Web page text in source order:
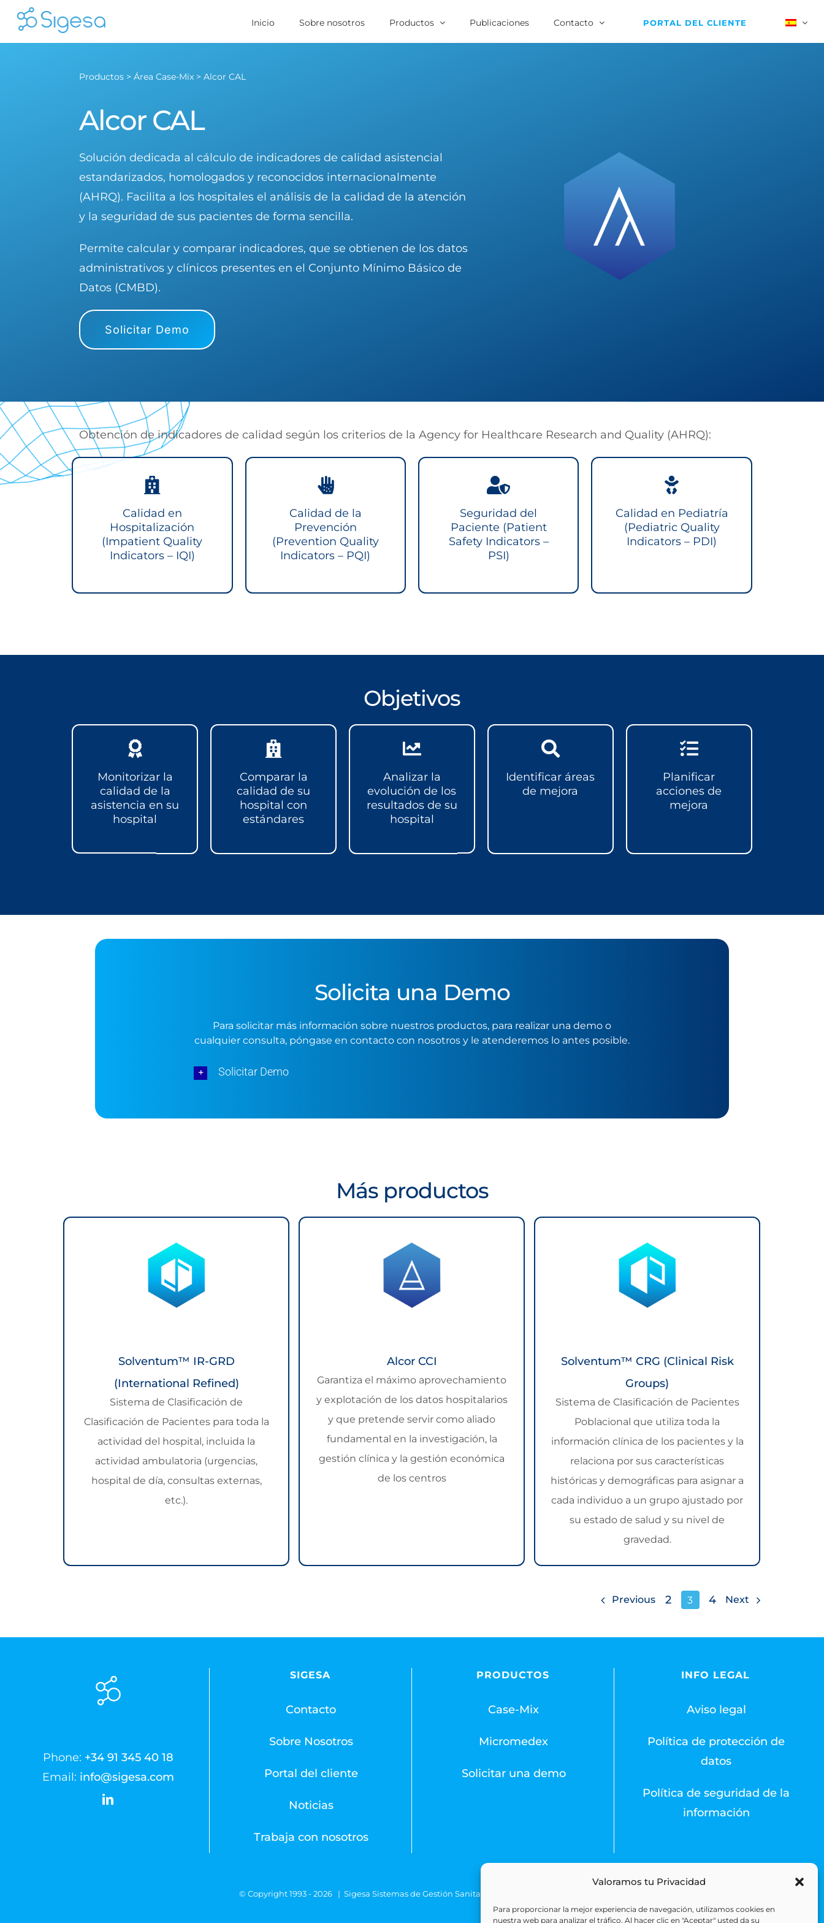
Valoramos tu Privacidad
Para proporcionar la mejor experiencia de navegación, utilizamos cookies en
nuestra web para analizar el tráfico. Al hacer clic en "Aceptar" usted da su
Skip
Inicio Sobre nosotros Productos Publicaciones Contacto PORTAL DEL CLIENTE
Productos > Área Case-Mix > Alcor CAL
Alcor CAL
Solución dedicada al cálculo de indicadores de calidad asistencial
estandarizados, homologados y reconocidos internacionalmente
(AHRQ). Facilita a los hospitales el análisis de la calidad de la atención
y la seguridad de sus pacientes de forma sencilla.
Permite calcular y comparar indicadores, que se obtienen de los datos
administrativos y clínicos presentes en el Conjunto Mínimo Básico de
Datos (CMBD).
Solicitar Demo
Obtención de indicadores de calidad según los criterios de la Agency for Healthcare Research and Quality (AHRQ):
Calidad en
Hospitalización
(Impatient Quality
Indicators – IQI)
Calidad de la
Prevención
(Prevention Quality
Indicators – PQI)
Seguridad del
Paciente (Patient
Safety Indicators –
PSI)
Calidad en Pediatría
(Pediatric Quality
Indicators – PDI)
Objetivos
Monitorizar la
calidad de la
asistencia en su
hospital
Comparar la
calidad de su
hospital con
estándares
Analizar la
evolución de los
resultados de su
hospital
Identificar áreas
de mejora
Planificar
acciones de
mejora
Solicita una Demo
Para solicitar más información sobre nuestros productos, para realizar una demo o
cualquier consulta, póngase en contacto con nosotros y le atenderemos lo antes posible.
Solicitar Demo
Más productos
Solventum™ IR-GRD
(International Refined)
Sistema de Clasificación de
Clasificación de Pacientes para toda la
actividad del hospital, incluida la
actividad ambulatoria (urgencias,
hospital de día, consultas externas,
etc.).
Alcor CCI
Garantiza el máximo aprovechamiento
y explotación de los datos hospitalarios
y que pretende servir como aliado
fundamental en la investigación, la
gestión clínica y la gestión económica
de los centros
Solventum™ CRG (Clinical Risk
Groups)
Sistema de Clasificación de Pacientes
Poblacional que utiliza toda la
información clínica de los pacientes y la
relaciona por sus características
históricas y demográficas para asignar a
cada individuo a un grupo ajustado por
su estado de salud y su nivel de
gravedad.
Previous 2 3 4 Next
Phone: +34 91 345 40 18
Email: info@sigesa.com
SIGESA
Contacto
Sobre Nosotros
Portal del cliente
Noticias
Trabaja con nosotros
PRODUCTOS
Case-Mix
Micromedex
Solicitar una demo
INFO LEGAL
Aviso legal
Política de protección de
datos
Política de seguridad de la
información
© Copyright 1993 -2026 | Sigesa Sistemas de Gestión Sanitaria | All Rights Reserved